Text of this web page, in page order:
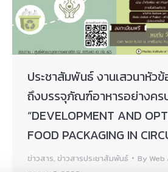
ประชาสัมพันธ์ งานเสวนาหัวข้
ถึงบรรจุภัณฑ์อาหารอย่างคร
“DEVELOPMENT AND
FOOD PACKAGING IN
ข่าวสาร, ข่าวสารประชาสัมพันธ์ By Web